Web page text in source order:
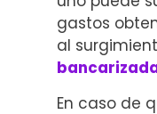
gastos
al
En caso de